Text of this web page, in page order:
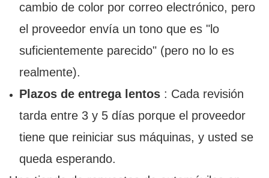
cambio de color por correo electrónico, pero
el proveedor envía un tono que es "lo
suficientemente parecido" (pero no lo es
realmente).
Plazos de entrega lentos: Cada revisión
tarda entre 3 y 5 días porque el proveedor
tiene que reiniciar sus máquinas, y usted se
queda esperando.